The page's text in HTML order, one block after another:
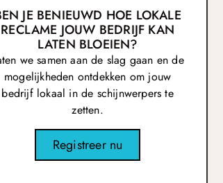
JE BENIEUWD HOE LOKALE
RECLAME JOUW BEDRIJF KAN
LATEN BLOEIEN?
we samen aan de slag gaan en de
mogelijkheden ontdekken om jouw
bedrijf lokaal in de schijnwerpers te
zetten.
Registreer nu